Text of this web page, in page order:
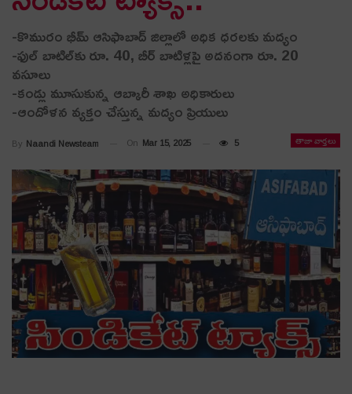
-కొమురం భీమ్ ఆసిఫాబాద్ జిల్లాలో అధిక ధ‌ర‌ల‌కు మ‌ద్యం
-ఫుల్ బాటిల్‌కు రూ. 40, బీర్ బాటిళ్ల‌పై అద‌నంగా రూ. 20
వ‌సూలు
-కండ్లు మూసుకున్న ఆబ్కారీ శాఖ అధికారులు
-ఆందోళ‌న వ్య‌క్తం చేస్తున్న మ‌ద్యం ప్రియులు
తాజా వార్తలు
By Naandi Newsteam On Mar 15, 2025 5